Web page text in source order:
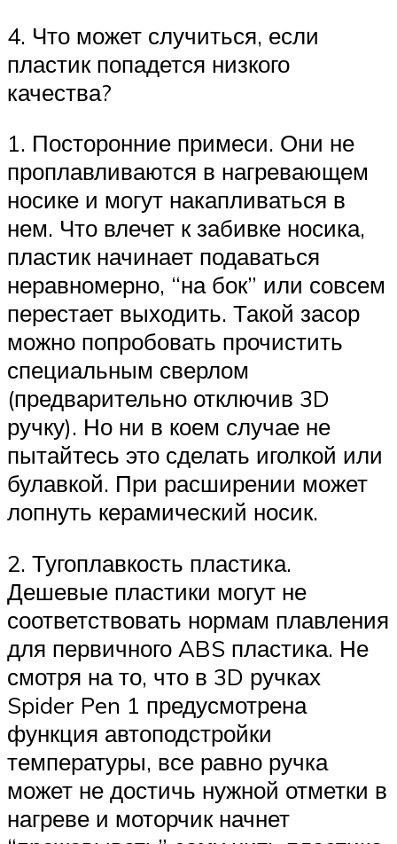
4. Что может случиться, если
пластик попадется низкого
качества?
1. Посторонние примеси. Они не
проплавливаются в нагревающем
носике и могут накапливаться в
нем. Что влечет к забивке носика,
пластик начинает подаваться
неравномерно, “на бок” или совсем
перестает выходить. Такой засор
можно попробовать прочистить
специальным сверлом
(предварительно отключив 3D
ручку). Но ни в коем случае не
пытайтесь это сделать иголкой или
булавкой. При расширении может
лопнуть керамический носик.
2. Тугоплавкость пластика.
Дешевые пластики могут не
соответствовать нормам плавления
для первичного ABS пластика. Не
смотря на то, что в 3D ручках
Spider Pen 1 предусмотрена
функция автоподстройки
температуры, все равно ручка
может не достичь нужной отметки в
нагреве и моторчик начнет